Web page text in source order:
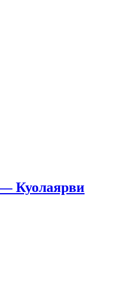
Куолаярви